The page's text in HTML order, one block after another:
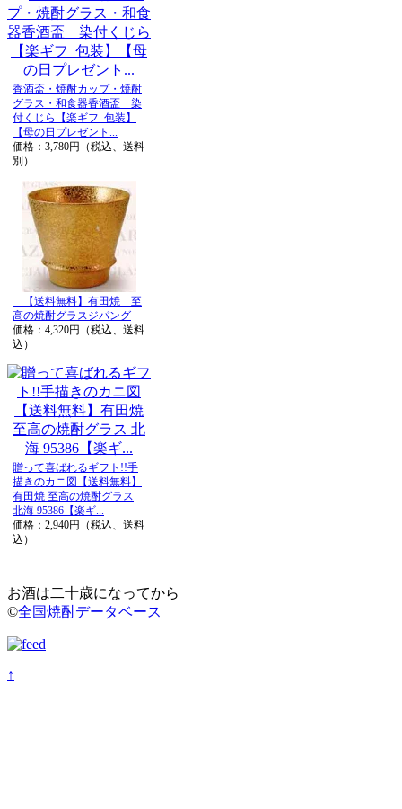
香酒盃・焼酎カップ・焼酎
グラス・和食器香酒盃 染
付くじら【楽ギフ_包装】
【母の日プレゼント...
価格：3,780円（税込、送料
別）
【送料無料】有田焼 至
高の焼酎グラスジパング
価格：4,320円（税込、送料
込）
贈って喜ばれるギフト!!手
描きのカニ図【送料無料】
有田焼 至高の焼酎グラス
北海 95386【楽ギ...
価格：2,940円（税込、送料
込）
お酒は二十歳になってから
©全国焼酎データベース
↑